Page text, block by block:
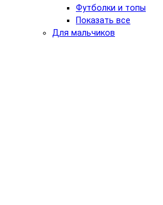
Футболки и топы
Показать все
Для мальчиков